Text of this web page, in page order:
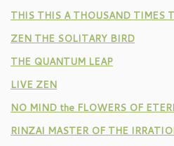
THIS THIS A THOUSAND TIMES
ZEN THE SOLITARY BIRD
THE QUANTUM LEAP
LIVE ZEN
NO MIND the FLOWERS OF
RINZAI MASTER OF THE